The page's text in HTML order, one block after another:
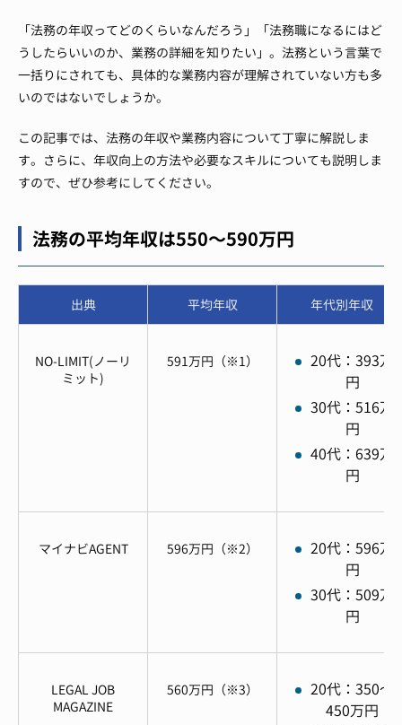
「法務の年収ってどのくらいなんだろう」「法務職になるにはど
うしたらいいのか、業務の詳細を知りたい」。法務という言葉で
一括りにされても、具体的な業務内容が理解されていない方も多
いのではないでしょうか。
この記事では、法務の年収や業務内容について丁寧に解説しま
す。さらに、年収向上の方法や必要なスキルについても説明しま
すので、ぜひ参考にしてください。
法務の平均年収は550～590万円
出典 平均年収 年代別年収
NO-LIMIT(ノーリ
ミット)
591万円（※1）
20代：393万
円
30代：516万
円
40代：639万
円
マイナビAGENT 596万円（※2）
20代：596万
円
30代：509万
円
LEGAL JOB
MAGAZINE
560万円（※3）
20代：350～
450万円